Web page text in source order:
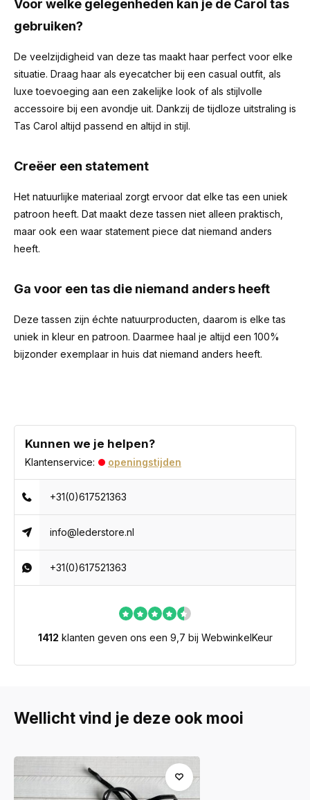
Voor welke gelegenheden kan je de Carol tas
gebruiken?
De veelzijdigheid van deze tas maakt haar perfect voor elke
situatie. Draag haar als eyecatcher bij een casual outfit, als
luxe toevoeging aan een zakelijke look of als stijlvolle
accessoire bij een avondje uit. Dankzij de tijdloze uitstraling is
Tas Carol altijd passend en altijd in stijl.
Creëer een statement
Het natuurlijke materiaal zorgt ervoor dat elke tas een uniek
patroon heeft. Dat maakt deze tassen niet alleen praktisch,
maar ook een waar statement piece dat niemand anders
heeft.
Ga voor een tas die niemand anders heeft
Deze tassen zijn échte natuurproducten, daarom is elke tas
uniek in kleur en patroon. Daarmee haal je altijd een 100%
bijzonder exemplaar in huis dat niemand anders heeft.
Kunnen we je helpen?
Klantenservice: openingstijden
+31(0)617521363
info@lederstore.nl
+31(0)617521363
1412 klanten geven ons een 9,7 bij WebwinkelKeur
Wellicht vind je deze ook mooi